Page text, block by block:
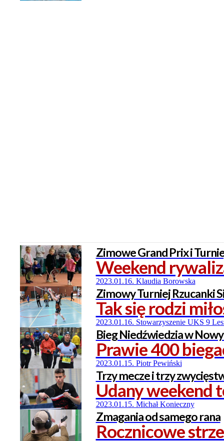
Zimowe Grand Prix i
Weekend
2023.01.16. Klaudia Borowska
Zimowy Turniej Rzucanki
Tak się rodzi
2023.01.16. Stowarzyszenie UKS 9
Bieg Niedźwiedzia w
Prawie 400
2023.01.15. Piotr Pewiński
Trzy mecze i trzy
Udany weekend
2023.01.15. Michał Konieczny
Zmagania od samego rana
Rocznicowe